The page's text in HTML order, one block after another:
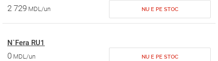
2 729 MDL/un NU E PE STOC
N`Fera RU1
0 MDL/un NU E PE STOC